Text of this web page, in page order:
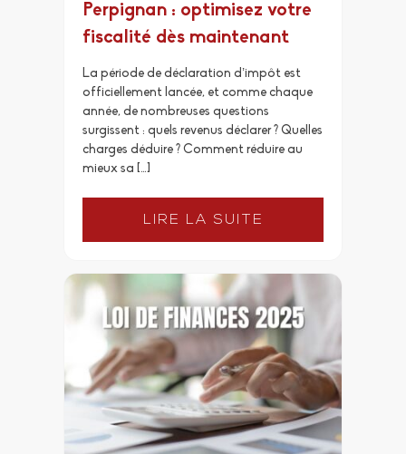
Perpignan : optimisez votre
fiscalité dès maintenant
La période de déclaration d’impôt est
officiellement lancée, et comme chaque
année, de nombreuses questions
surgissent : quels revenus déclarer ? Quelles
charges déduire ? Comment réduire au
mieux sa […]
LIRE LA SUITE